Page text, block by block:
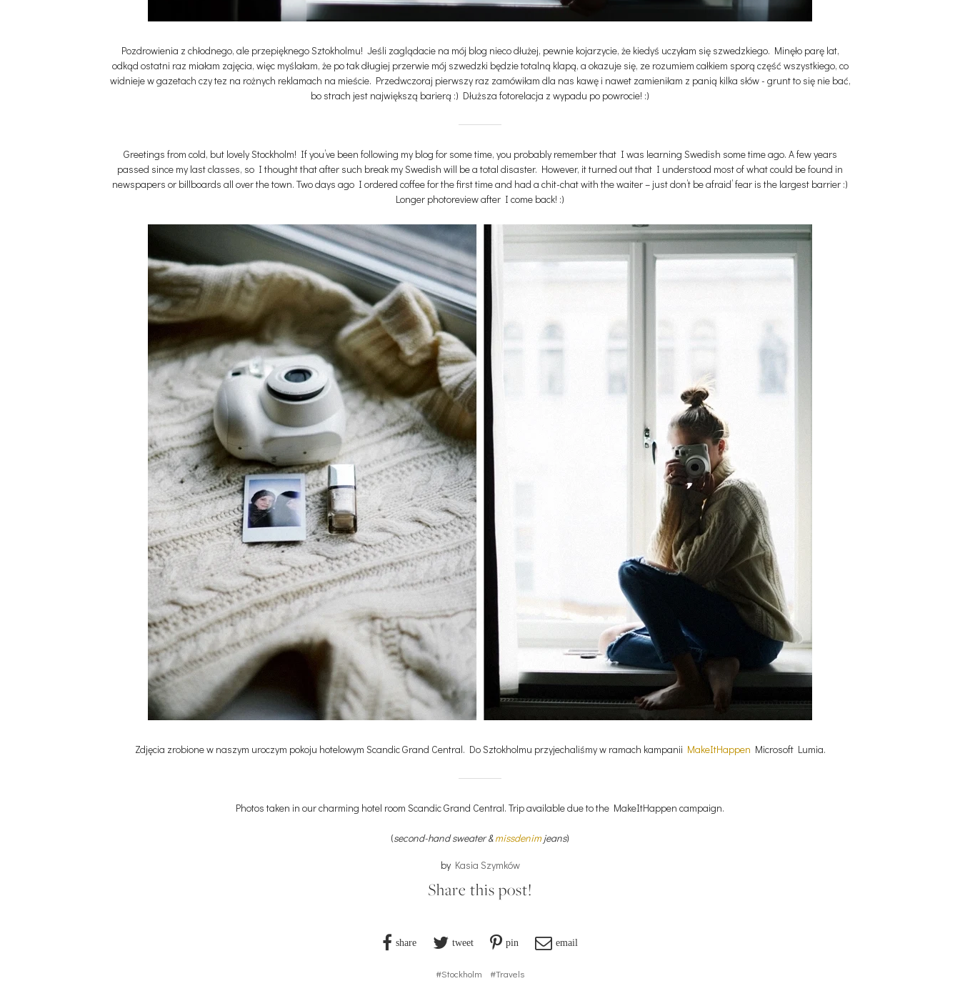
Pozdrowienia z chłodnego, ale przepięknego Sztokholmu! Jeśli zaglądacie na mój blog nieco dłużej, pewnie kojarzycie, że kiedyś uczyłam się szwedzkiego. Minęło parę lat,
odkąd ostatni raz miałam zajęcia, więc myślałam, że po tak długiej przerwie mój szwedzki będzie totalną klapą, a okazuje się, ze rozumiem całkiem sporą część wszystkiego, co
widnieje w gazetach czy tez na rożnych reklamach na mieście. Przedwczoraj pierwszy raz zamówiłam dla nas kawę i nawet zamieniłam z panią kilka słów - grunt to się nie bać,
bo strach jest największą barierą :) Dłuższa fotorelacja z wypadu po powrocie! :)
Greetings from cold, but lovely Stockholm! If you’ve been following my blog for some time, you probably remember that I was learning Swedish some time ago. A few years
passed since my last classes, so I thought that after such break my Swedish will be a total disaster. However, it turned out that I understood most of what could be found in
newspapers or billboards all over the town. Two days ago I ordered coffee for the first time and had a chit-chat with the waiter – just don’t be afraid’ fear is the largest barrier :)
Longer photoreview after I come back! :)
Zdjęcia zrobione w naszym uroczym pokoju hotelowym Scandic Grand Central. Do Sztokholmu przyjechaliśmy w ramach kampanii MakeItHappen Microsoft Lumia.
Photos taken in our charming hotel room Scandic Grand Central. Trip available due to the MakeItHappen campaign.
(second-hand sweater &missdenimjeans)
by Kasia Szymków
Share this post!
share tweet pin email
#Stockholm #Travels